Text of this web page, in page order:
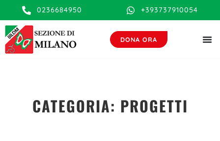
contenuto0236684950 +393737910054
DONA ORA
CATEGORIA: PROGETTI